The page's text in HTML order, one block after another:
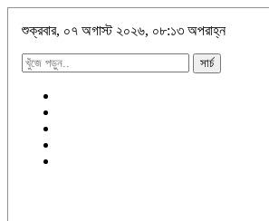
শুক্রবার, ০৭ অগাস্ট ২০২৬, ০৮:১৩ অপরাহ্ন
সার্চ